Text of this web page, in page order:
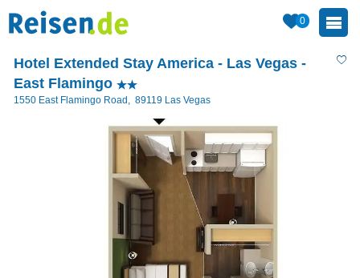
0
Hotel Extended Stay America - Las Vegas -
East Flamingo
1550 East Flamingo Road , 89119 Las Vegas